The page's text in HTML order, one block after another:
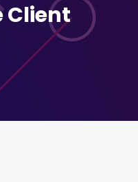
Client